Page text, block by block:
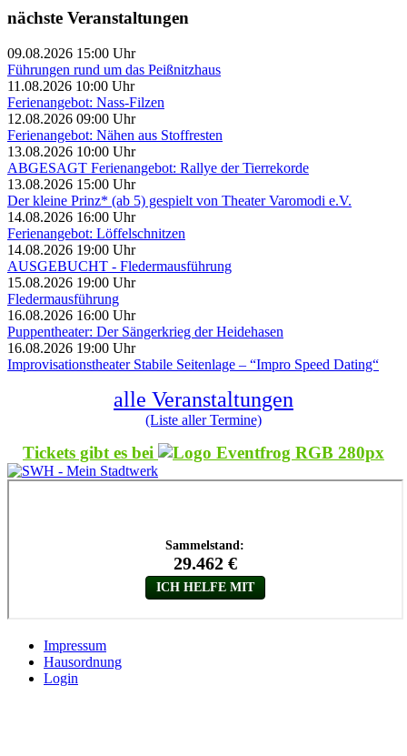
nächste Veranstaltungen
09.08.2026 15:00 Uhr
Führungen rund um das Peißnitzhaus
11.08.2026 10:00 Uhr
Ferienangebot: Nass-Filzen
12.08.2026 09:00 Uhr
Ferienangebot: Nähen aus Stoffresten
13.08.2026 10:00 Uhr
ABGESAGT Ferienangebot: Rallye der Tierrekorde
13.08.2026 15:00 Uhr
Der kleine Prinz* (ab 5) gespielt von Theater Varomodi e.V.
14.08.2026 16:00 Uhr
Ferienangebot: Löffelschnitzen
14.08.2026 19:00 Uhr
AUSGEBUCHT - Fledermausführung
15.08.2026 19:00 Uhr
Fledermausführung
16.08.2026 16:00 Uhr
Puppentheater: Der Sängerkrieg der Heidehasen
16.08.2026 19:00 Uhr
Improvisationstheater Stabile Seitenlage – “Impro Speed Dating“
alle Veranstaltungen
(Liste aller Termine)
Tickets gibt es bei
Impressum
Hausordnung
Login